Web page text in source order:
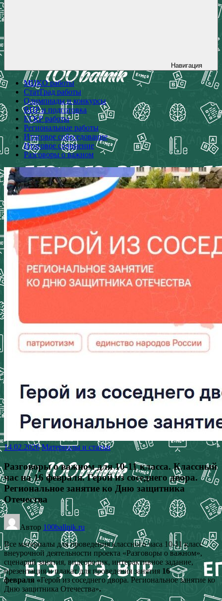
Навигация
МЦКО работы
СтатГрад работы
Олимпиады и конкурсы
ВПР и подготовка
ЕГКР работы
Региональные работы
Итоговое собеседование
Итоговое сочинение
Разговоры о важном
14.02.2026 Материалы и статьи
Разговоры о важном для 10-11 класса. Классный
час на 16 февраля. Герой из соседнего двора.
Региональное занятие ко Дню защитника
Отечества
Автор 100ballnik.ru
Все материалы для проведения классного часа 10-11 класс
внеурочной деятельности проекта «Разговоры о важном»,
сценарий занятия, видеоролик, интерактивное задание,
презентация и плакат для проведения занятия 16
февраля «Герой из соседнего двора. Региональное занятие ко
Дню защитника Отечества».